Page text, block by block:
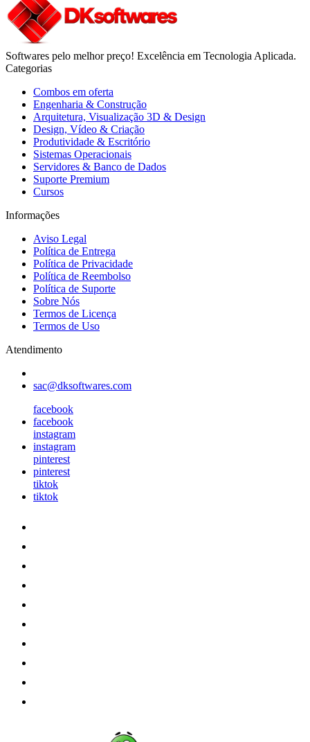
Softwares pelo melhor preço! Excelência em Tecnologia Aplicada.
Categorias
Combos em oferta
Engenharia & Construção
Arquitetura, Visualização 3D & Design
Design, Vídeo & Criação
Produtividade & Escritório
Sistemas Operacionais
Servidores & Banco de Dados
Suporte Premium
Cursos
Informações
Aviso Legal
Política de Entrega
Política de Privacidade
Política de Reembolso
Política de Suporte
Sobre Nós
Termos de Licença
Termos de Uso
Atendimento
sac@dksoftwares.com
facebook
facebook
instagram
instagram
pinterest
pinterest
tiktok
tiktok